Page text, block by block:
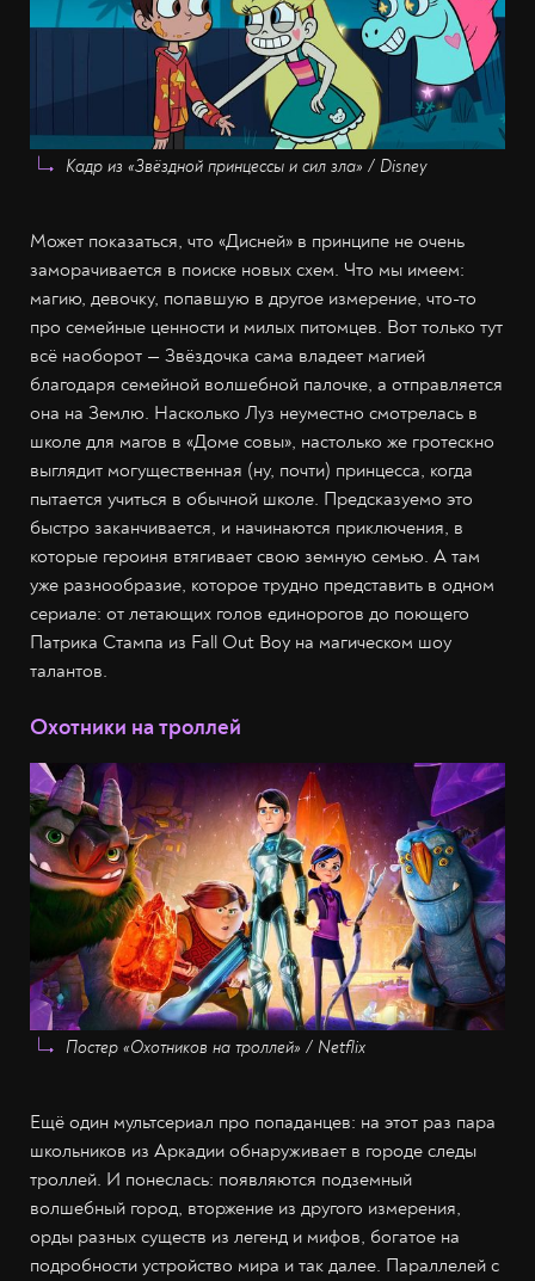
Кадр из «Звёздной принцессы и сил зла» / Disney
Может показаться, что «Дисней» в принципе не очень
заморачивается в поиске новых схем. Что мы имеем:
магию, девочку, попавшую в другое измерение, что-то
про семейные ценности и милых питомцев. Вот только тут
всё наоборот — Звёздочка сама владеет магией
благодаря семейной волшебной палочке, а отправляется
она на Землю. Насколько Луз неуместно смотрелась в
школе для магов в «Доме совы», настолько же гротескно
выглядит могущественная (ну, почти) принцесса, когда
пытается учиться в обычной школе. Предсказуемо это
быстро заканчивается, и начинаются приключения, в
которые героиня втягивает свою земную семью. А там
уже разнообразие, которое трудно представить в одном
сериале: от летающих голов единорогов до поющего
Патрика Стампа из Fall Out Boy на магическом шоу
талантов.
Охотники на троллей
Постер «Охотников на троллей» / Netflix
Ещё один мультсериал про попаданцев: на этот раз пара
школьников из Аркадии обнаруживает в городе следы
троллей. И понеслась: появляются подземный
волшебный город, вторжение из другого измерения,
орды разных существ из легенд и мифов, богатое на
подробности устройство мира и так далее. Параллелей с